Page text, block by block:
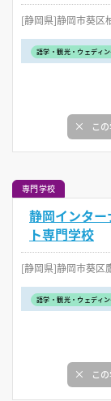
[静岡県]静岡市葵区
語学・観光・ウェディ
こ
専門学校
静岡インタ
ト専門学校
[静岡県]静岡市葵区
語学・観光・ウェディ
こ